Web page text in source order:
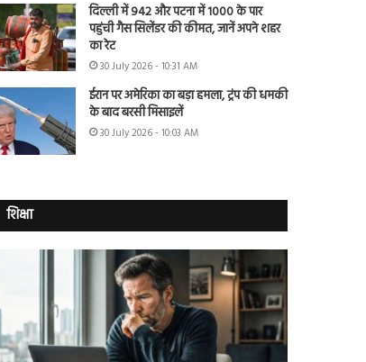
दिल्ली में 942 और पटना में 1000 के पार
पहुंची गैस सिलेंडर की कीमत, जानें अपने शहर
का रेट
30 July 2026 - 10:31 AM
ईरान पर अमेरिका का बड़ा हमला, ट्रंप की धमकी
के बाद बरसी मिसाइलें
30 July 2026 - 10:03 AM
शिक्षा